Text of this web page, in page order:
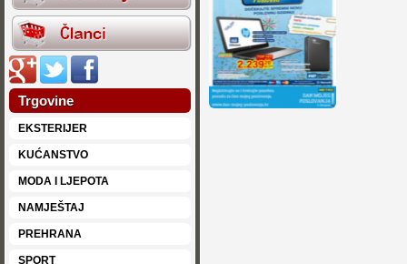
Trgovine
EKSTERIJER
KUĆANSTVO
MODA I LJEPOTA
NAMJEŠTAJ
PREHRANA
SPORT